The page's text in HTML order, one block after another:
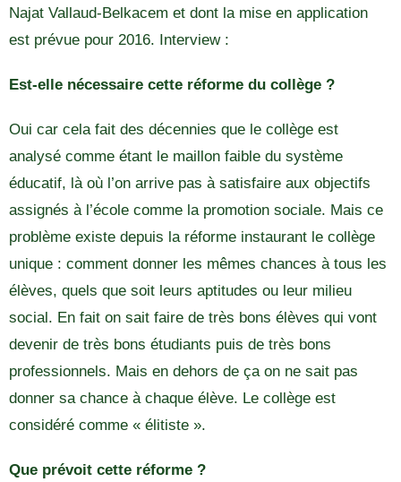
Najat Vallaud-Belkacem et dont la mise en application
est prévue pour 2016. Interview :
Est-elle nécessaire cette réforme du collège ?
Oui car cela fait des décennies que le collège est
analysé comme étant le maillon faible du système
éducatif, là où l’on arrive pas à satisfaire aux objectifs
assignés à l’école comme la promotion sociale. Mais ce
problème existe depuis la réforme instaurant le collège
unique : comment donner les mêmes chances à tous les
élèves, quels que soit leurs aptitudes ou leur milieu
social. En fait on sait faire de très bons élèves qui vont
devenir de très bons étudiants puis de très bons
professionnels. Mais en dehors de ça on ne sait pas
donner sa chance à chaque élève. Le collège est
considéré comme « élitiste ».
Que prévoit cette réforme ?